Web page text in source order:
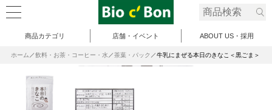
商品カテゴリ 店舗・イベント ABOUT US・採用
ホーム 飲料・お茶・コーヒー・水 茶葉・パック 牛乳にまぜる本日のきなこ＜黒ごま＞